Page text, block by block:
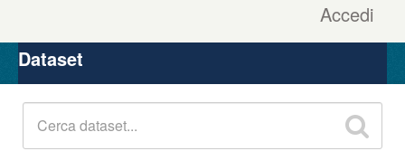
Accedi
Organizzazioni
Gruppi
Dataset